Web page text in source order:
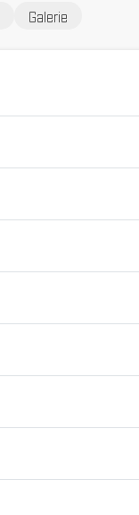
Galerie